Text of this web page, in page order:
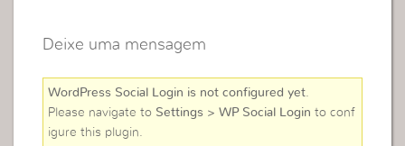
Deixe uma mensagem
WordPress Social Login is not configured yet
Please navigate to Settings > WP Social Login to conf
igure this plugin.